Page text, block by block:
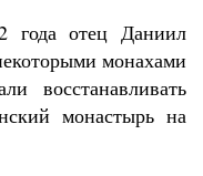
года отец Даниил
монахами
восстанавливать
монастырь на